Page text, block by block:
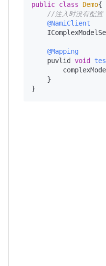
public class Demo{
//注入时没有配置
@NamiClient
@Mapping
    puvlid
void
    }